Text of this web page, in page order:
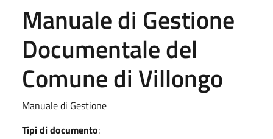
Manuale di Gestione
Documentale del
Comune di Villongo
Manuale di Gestione
Tipi di documento: